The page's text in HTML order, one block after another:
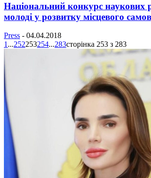
Національний конкурс наукових
молоді у розвитку місцевого
Press - 04.04.2018
1...252253254...283сторінка 253 з 283